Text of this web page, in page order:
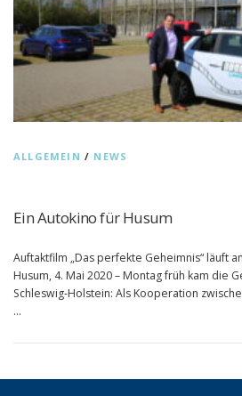
ALLGEMEIN / NEWS
Ein Autokino für Husum
Auftaktfilm „Das perfekte Geheimnis“ läuft
Husum, 4. Mai 2020 – Montag früh kam die
Schleswig-Holstein: Als Kooperation
…